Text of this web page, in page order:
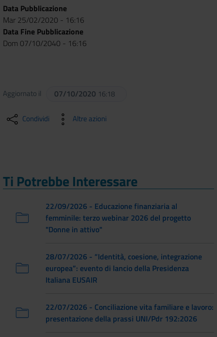
Data Pubblicazione
Mar 25/02/2020 - 16:16
Data Fine Pubblicazione
Dom 07/10/2040 - 16:16
Aggiornato il 07/10/2020 16:18
Condividi Altre azioni
Ti Potrebbe Interessare
22/09/2026 - Educazione finanziaria al
femminile: terzo webinar 2026 del progetto
"Donne in attivo"
28/07/2026 - “Identità, coesione, integrazione
europea”: evento di lancio della Presidenza
Italiana EUSAIR
22/07/2026 - Conciliazione vita familiare e lavoro:
presentazione della prassi UNI/Pdr 192:2026